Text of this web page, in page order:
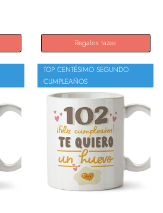
Regalos tazas
TOP CENTÉSIMO SEGUNDO
CUMPLEAÑOS